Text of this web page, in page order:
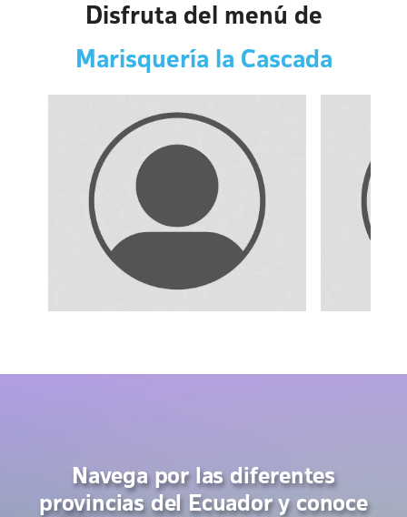
Disfruta del menú de
Marisquería la Cascada
Navega por las diferentes
provincias del Ecuador y conoce